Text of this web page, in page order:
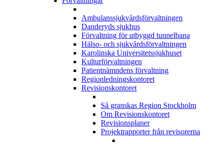
Ambulanssjukvårdsförvaltningen
Danderyds sjukhus
Förvaltning för utbyggd tunnelbana
Hälso- och sjukvårdsförvaltningen
Karolinska Universitetssjukhuset
Kulturförvaltningen
Patientnämndens förvaltning
Regionledningskontoret
Revisionskontoret
Så granskas Region Stockholm
Om Revisionskontoret
Revisionsplaner
Projektrapporter från revisorerna